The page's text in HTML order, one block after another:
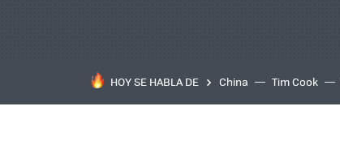
HOY SE HABLA DE China Tim Cook